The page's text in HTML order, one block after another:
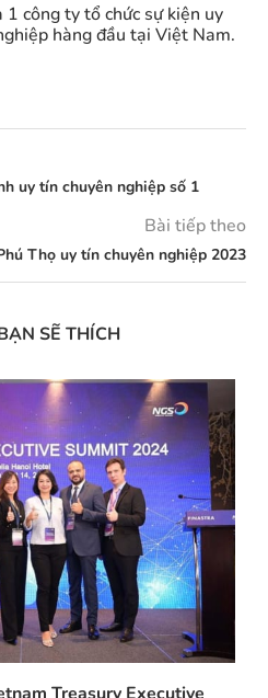
1 công ty tổ chức sự kiện uy
hàng đầu tại Việt Nam.
uy tín chuyên nghiệp số 1
Bài tiếp theo
Thọ uy tín chuyên nghiệp 2023
SẼ THÍCH